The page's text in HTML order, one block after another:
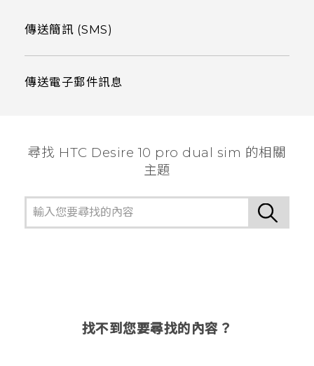
傳送簡訊 (SMS)
傳送電子郵件訊息
尋找 HTC Desire 10 pro dual sim 的相關
主題
找不到您要尋找的內容？